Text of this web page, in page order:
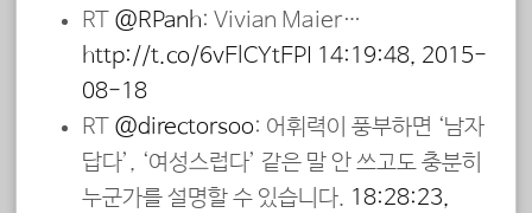
RT @RPanh: Vivian Maier…
http://t.co/6vElCYtEPI 14:19:48, 2015-
08-18
RT @directorsoo: 어휘력이 풍부하면 ‘남자
답다’, ‘여성스럽다’ 같은 말 안 쓰고도 충분히
누군가를 설명할 수 있습니다. 18:28:23,